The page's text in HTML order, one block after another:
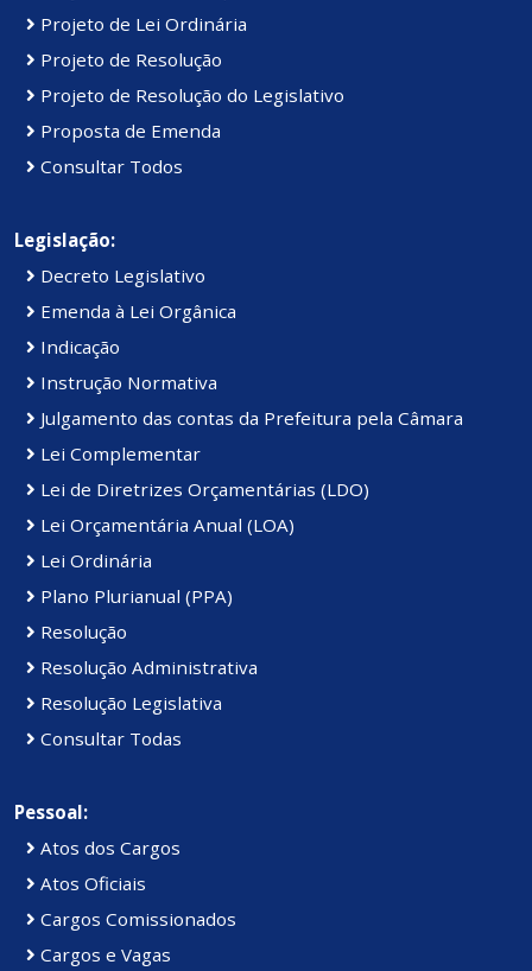
Projeto de Lei Ordinária
Projeto de Resolução
Projeto de Resolução do Legislativo
Proposta de Emenda
Consultar Todos
Legislação:
Decreto Legislativo
Emenda à Lei Orgânica
Indicação
Instrução Normativa
Julgamento das contas da Prefeitura pela Câmara
Lei Complementar
Lei de Diretrizes Orçamentárias (LDO)
Lei Orçamentária Anual (LOA)
Lei Ordinária
Plano Plurianual (PPA)
Resolução
Resolução Administrativa
Resolução Legislativa
Consultar Todas
Pessoal:
Atos dos Cargos
Atos Oficiais
Cargos Comissionados
Cargos e Vagas